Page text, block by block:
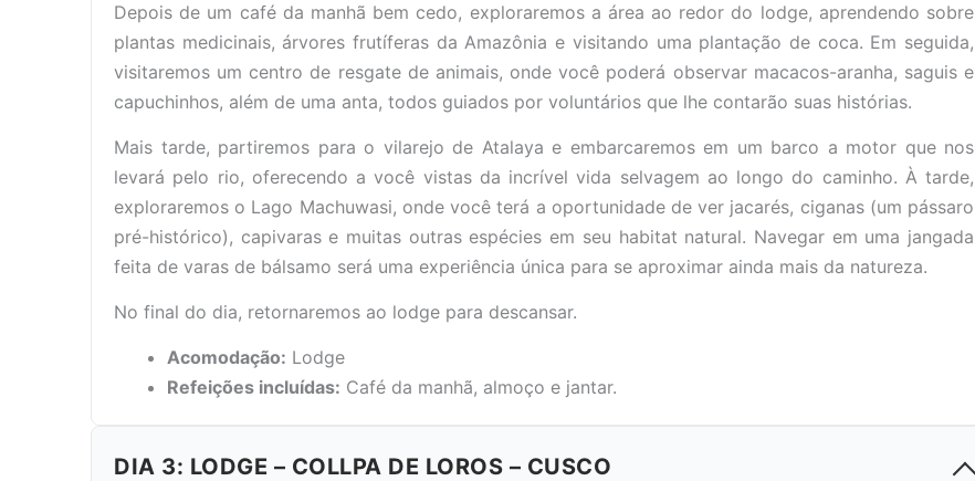
Depois de um café da manhã bem cedo, exploraremos a área ao redor do lodge, aprendendo sobre
plantas medicinais, árvores frutíferas da Amazônia e visitando uma plantação de coca. Em seguida,
visitaremos um centro de resgate de animais, onde você poderá observar macacos-aranha, saguis e
capuchinhos, além de uma anta, todos guiados por voluntários que lhe contarão suas histórias.
Mais tarde, partiremos para o vilarejo de Atalaya e embarcaremos em um barco a motor que nos
levará pelo rio, oferecendo a você vistas da incrível vida selvagem ao longo do caminho. À tarde,
exploraremos o Lago Machuwasi, onde você terá a oportunidade de ver jacarés, ciganas (um pássaro
pré-histórico), capivaras e muitas outras espécies em seu habitat natural. Navegar em uma jangada
feita de varas de bálsamo será uma experiência única para se aproximar ainda mais da natureza.
No final do dia, retornaremos ao lodge para descansar.
Acomodação: Lodge
Refeições incluídas: Café da manhã, almoço e jantar.
DIA 3: LODGE – COLLPA DE LOROS – CUSCO